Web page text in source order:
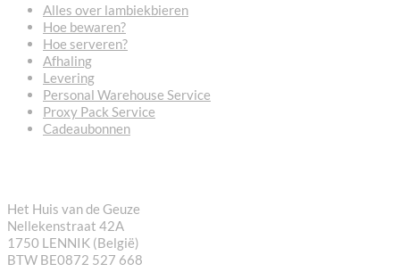
Alles over lambiekbieren
Hoe bewaren?
Hoe serveren?
Afhaling
Levering
Personal Warehouse Service
Proxy Pack Service
Cadeaubonnen
Het Huis van de Geuze
Nellekenstraat 42A
1750 LENNIK (België)
BTW BE0872 527 668